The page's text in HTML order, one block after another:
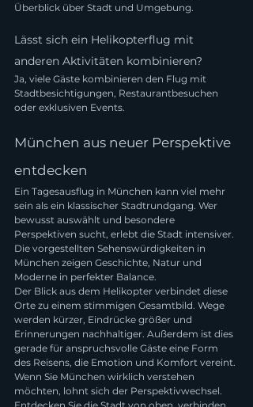
Überblick über Stadt und Umgebung.
Lässt sich ein Helikopterflug mit
anderen Aktivitäten kombinieren?
Ja, viele Gäste kombinieren den Flug mit
Stadtbesichtigungen, Restaurantbesuchen
oder exklusiven Events.
München aus neuer Perspektive
entdecken
Ein Tagesausflug in München kann viel mehr
sein als ein klassischer Stadtrundgang. Wer
bewusst auswählt und besondere
Perspektiven sucht, erlebt die Stadt intensiver.
Die vorgestellten Sehenswürdigkeiten in
München zeigen Geschichte, Natur und
Moderne in perfekter Balance.
Der Blick aus dem Helikopter verbindet diese
Orte zu einem stimmigen Gesamtbild. Wege
werden kürzer, Eindrücke größer und
Erinnerungen nachhaltiger. Außerdem ist dies
gerade für anspruchsvolle Gäste eine Form
des Reisens, die Emotion und Komfort vereint.
Wenn Sie München wirklich verstehen
möchten, lohnt sich der Perspektivwechsel.